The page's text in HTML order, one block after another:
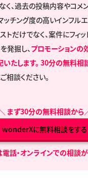
く、過去の投稿内容やコメ
ッチング度の高いインフル
トだけでなく、案件にフィ
発掘し、プロモーション
たします。 30分の無料相
相談ください。
まず30分の無料相談から
wonderXに無料相談をする
話・オンラインでの相談